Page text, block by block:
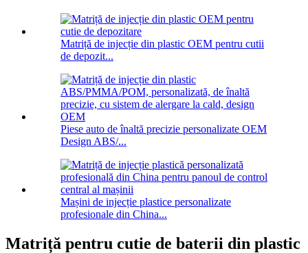
Matriță de injecție din plastic OEM pentru cutii
de depozit...
Piese auto de înaltă precizie personalizate OEM
Design ABS/...
Mașini de injecție plastice personalizate
profesionale din China...
Matriță pentru cutie de baterii din plastic